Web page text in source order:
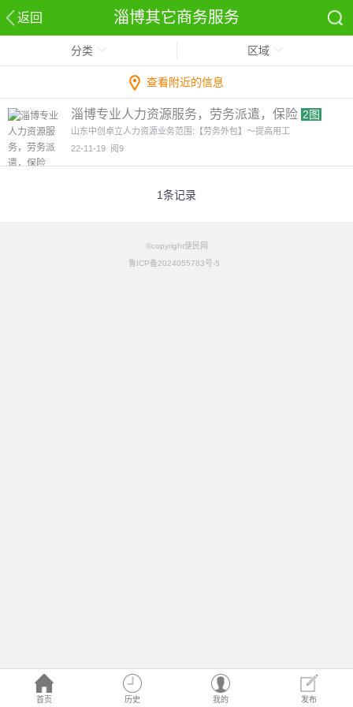
返回 淄博其它商务服务
首页 历史 我的 发布
分类 区域
查看附近的信息
淄博专业人力资源服务，劳务派遣，保险 2图
山东中创卓立人力资源业务范围:【劳务外包】～提高用工
22-11-19 阅9
1条记录
©copyright便民网
鲁ICP备2024055783号-5